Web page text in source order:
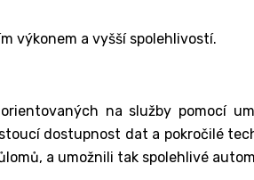
výkonem a vyšší spolehlivostí.
na služby pomocí
dostupnost dat a pokročilé
a umožnili tak spolehlivé